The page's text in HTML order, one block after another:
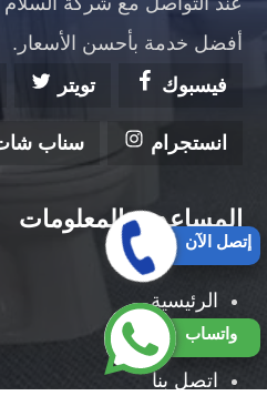
أفضل خدمة بأحسن الأسعار.
فيسبوك
تويتر
انستجرام سناب
المساعدة والمعلومات
الرئيسية
من نحن
اتصل بنا
واتساب
إتصل الآن